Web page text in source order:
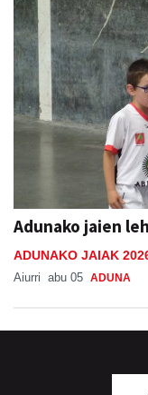
Adunako jaien
ADUNAKO JAIAK
Aiurri abu 05 ADUNA